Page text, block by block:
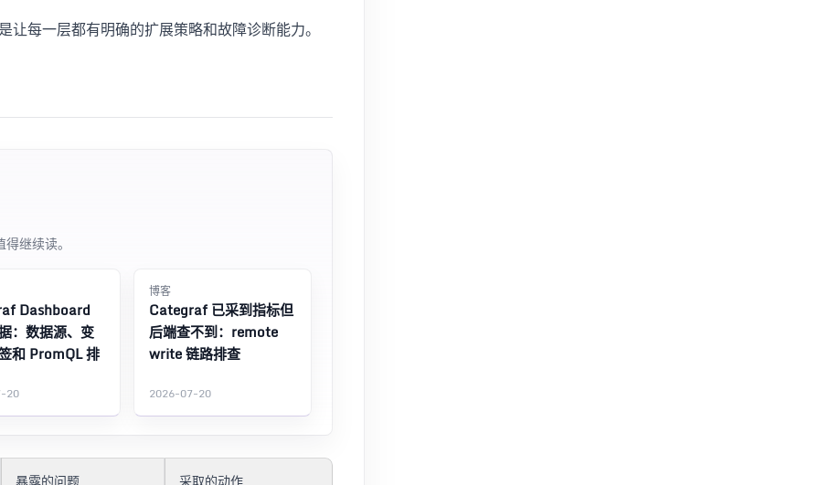
每一层都有明确的扩展策略和故障诊断能力。
继续读。
Dashboard
：数据源、变
和 PromQL 排
20
博客
Categraf 已采到指标但
后端查不到：remote
write 链路排查
2026-07-20